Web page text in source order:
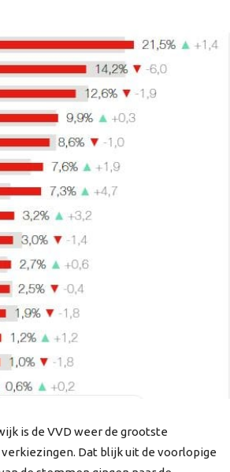
is de VVD weer de grootste
Dat blijk uit de voorlopige